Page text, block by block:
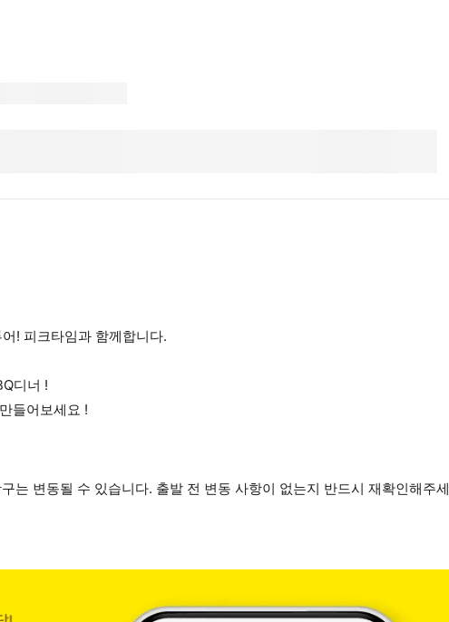
! 피크타임과 함께합니다.
디너 !
들어보세요 !
는 변동될 수 있습니다. 출발 전 변동 사항이 없는지 반드시 재확인해주세